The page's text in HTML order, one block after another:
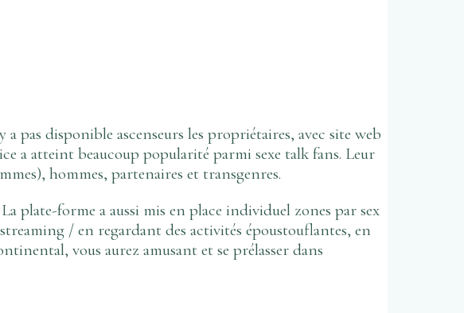
pas disponible ascenseurs les propriétaires, avec site web
a atteint beaucoup popularité parmi sexe talk fans. Leur
hommes, partenaires et transgenres.
plate-forme a aussi mis en place individuel zones par sex
/ en regardant des activités époustouflantes, en
vous aurez amusant et se prélasser dans